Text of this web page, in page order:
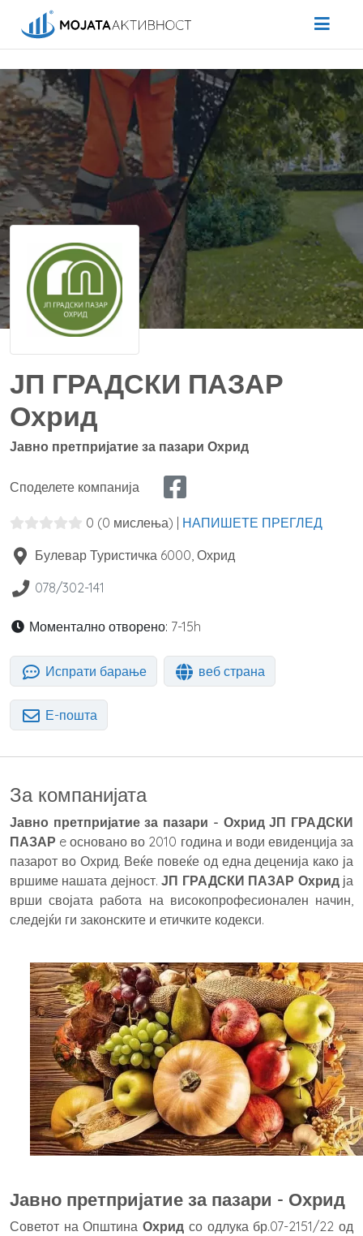
ЈП ГРАДСКИ ПАЗАР
Охрид
Јавно претпријатие за пазари Охрид
Споделете компанија
0 (0 мислења) | НАПИШЕТЕ ПРЕГЛЕД
Булевар Туристичка 6000 Охрид
078/302-141
Моментално отворено: 7-15h
Испрати барање веб страна
Е-пошта
За компанијата
Јавно претпријатие за пазари - Охрид ЈП ГРАДСКИ
ПАЗАР e основано во 2010 година и води евиденција за
пазарот во Охрид. Веќе повеќе од една деценија како ја
вршиме нашата дејност. ЈП ГРАДСКИ ПАЗАР Охридја
врши својата работа на високопрофесионален начин,
следејќи ги законските и етичките кодекси.
Јавно претпријатие за пазари - Охрид
Советот на ОпштинаОхрид со одлука бр.07-2151/22 од